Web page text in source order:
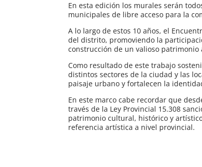
En esta edición los murales serán
municipales de libre acceso para la
A lo largo de estos 10 años, el
del distrito, promoviendo la
construcción de un valioso
Como resultado de este trabajo
distintos sectores de la ciudad y las
paisaje urbano y fortalecen la
En este marco cabe recordar que
través de la Ley Provincial 15.308
patrimonio cultural, histórico y
referencia artística a nivel provincial.